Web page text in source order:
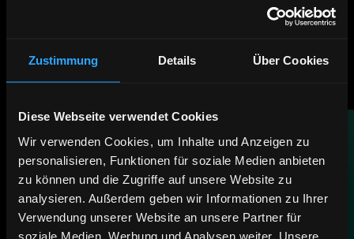
Zustimmung Details Über Cookies
Diese Webseite verwendet Cookies
Wir verwenden Cookies, um Inhalte und Anzeigen zu
personalisieren, Funktionen für soziale Medien anbieten
zu können und die Zugriffe auf unsere Website zu
analysieren. Außerdem geben wir Informationen zu Ihrer
Verwendung unserer Website an unsere Partner für
soziale Medien, Werbung und Analysen weiter. Unsere
Deutsch
English
Äkäskero Prospekt
Online Buchen